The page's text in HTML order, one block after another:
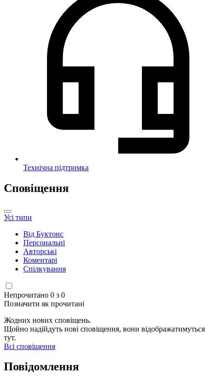
Технічна підтримка
Сповіщення
Усі типи
Від Буктонс
Персональні
Авторські
Коментарі
Спілкування
Непрочитано 0 з 0
Позначити як прочитані
Жодних нових сповіщень.
Щойно надійдуть нові сповіщення, вони відображатимуться
тут.
Всі сповіщення
Повідомлення